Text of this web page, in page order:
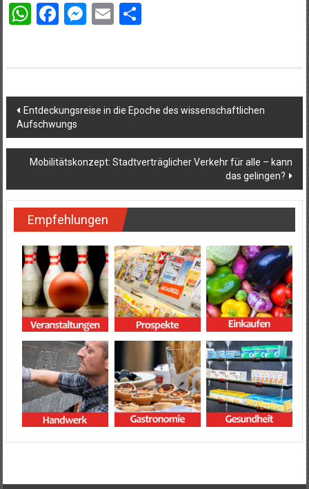
WhatsApp
Facebook
Messenger
Email
Beitragsnavigation
Entdeckungsreise in die Epoche des wissenschaftlichen
Aufschwungs
Mobilitätskonzept: Stadtverträglicher Verkehr für alle – kann
das gelingen?
Empfehlungen